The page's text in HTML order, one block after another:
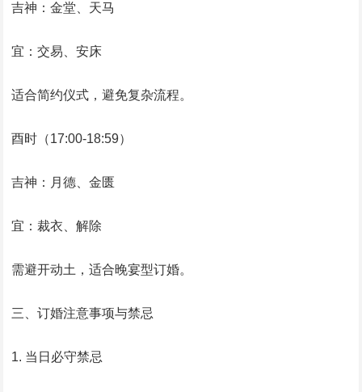
吉神：金堂、天马
宜：交易、安床
适合简约仪式，避免复杂流程。
酉时（17:00-18:59）
吉神：月德、金匮
宜：裁衣、解除
需避开动土，适合晚宴型订婚。
三、订婚注意事项与禁忌
1. 当日必守禁忌